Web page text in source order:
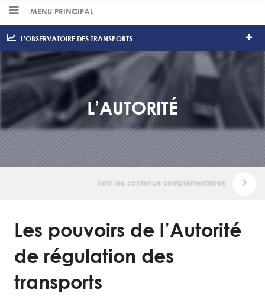
MENU PRINCIPAL
L'OBSERVATOIRE DES TRANSPORTS
L’AUTORITÉ
Les pouvoirs de l’Autorité
de régulation des
transports